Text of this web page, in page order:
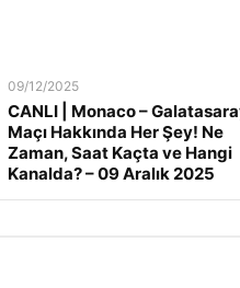
09/12/2025
CANLI | Monaco –
Maçı Hakkında Her Şey! Ne
Zaman, Saat Kaçta ve Hangi
Kanalda? – 09 Aralık 2025